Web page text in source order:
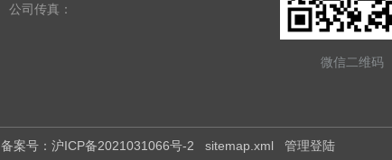
公司传真：
微信二维码
备案号：沪ICP备2021031066号-2 sitemap.xml 管理登陆